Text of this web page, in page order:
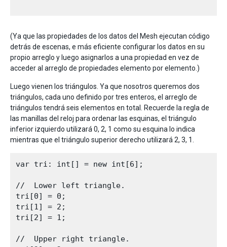
(Ya que las propiedades de los datos del Mesh ejecutan código
detrás de escenas, e más eficiente configurar los datos en su
propio arreglo y luego asignarlos a una propiedad en vez de
acceder al arreglo de propiedades elemento por elemento.)
Luego vienen los triángulos. Ya que nosotros queremos dos
triángulos, cada uno definido por tres enteros, el arreglo de
triángulos tendrá seis elementos en total. Recuerde la regla de
las manillas del reloj para ordenar las esquinas, el triángulo
inferior izquierdo utilizará 0, 2, 1 como su esquina lo indica
mientras que el triángulo superior derecho utilizará 2, 3, 1.
var tri: int[] = new int[6];
//  Lower left triangle.
tri[0] = 0;
tri[1] = 2;
tri[2] = 1;
//  Upper right triangle.